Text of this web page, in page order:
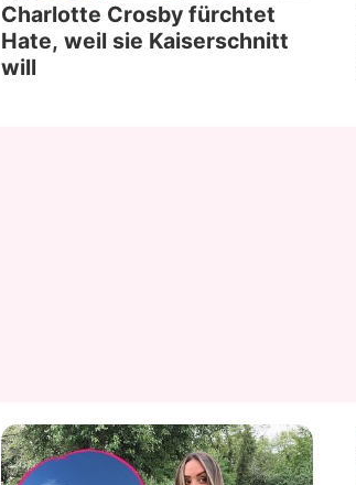
Charlotte Crosby fürchtet
Hate, weil sie Kaiserschnitt
will